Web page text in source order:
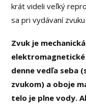
krát videli veľký
sa pri vydávaní
Zvuk je
elektromagnetické
denne vedľa seba
zvukom) a oboje
telo je plne vody.